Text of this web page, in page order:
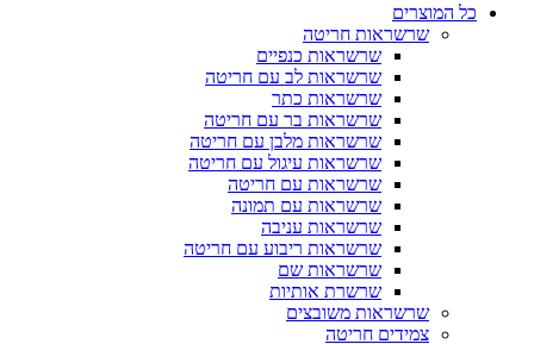
כל המוצרים
שרשראות חריטה
שרשראות כנפיים
שרשראות לב עם חריטה
שרשראות כתר
שרשראות בר עם חריטה
שרשראות מלבן עם חריטה
שרשראות עיגול עם חריטה
שרשראות עם חריטה
שרשראות עם תמונה
שרשראות עניבה
שרשראות ריבוע עם חריטה
שרשראות שם
שרשרת אותיות
שרשראות משובצים
צמידים חריטה